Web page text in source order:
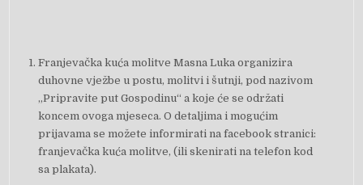
Franjevačka kuća molitve Masna Luka organizira
duhovne vježbe u postu, molitvi i šutnji, pod nazivom
„Pripravite put Gospodinu“ a koje će se održati
koncem ovoga mjeseca. O detaljima i mogućim
prijavama se možete informirati na facebook stranici:
franjevačka kuća molitve, (ili skenirati na telefon kod
sa plakata).